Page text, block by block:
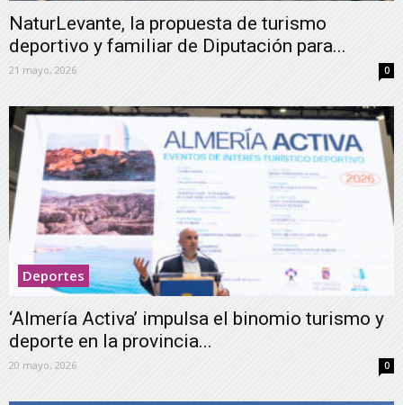
NaturLevante, la propuesta de turismo
deportivo y familiar de Diputación para...
21 mayo, 2026 0
Deportes
‘Almería Activa’ impulsa el binomio turismo y
deporte en la provincia...
20 mayo, 2026 0